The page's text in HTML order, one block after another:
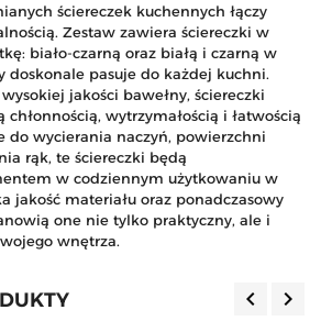
ściereczek kuchennych łączy
Zestaw zawiera ściereczki w
biało-czarną oraz białą i czarną w
doskonale pasuje do każdej kuchni.
jakości bawełny, ściereczki
chłonnością, wytrzymałością i łatwością
do wycierania naczyń, powierzchni
rąk, te ściereczki będą
w codziennym użytkowaniu w
jakość materiału oraz ponadczasowy
one nie tylko praktyczny, ale i
wnętrza.
keyboard_arrow_left keyboard_arrow_right